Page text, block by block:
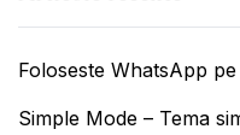
Foloseste WhatsApp pe
Simple Mode – Tema